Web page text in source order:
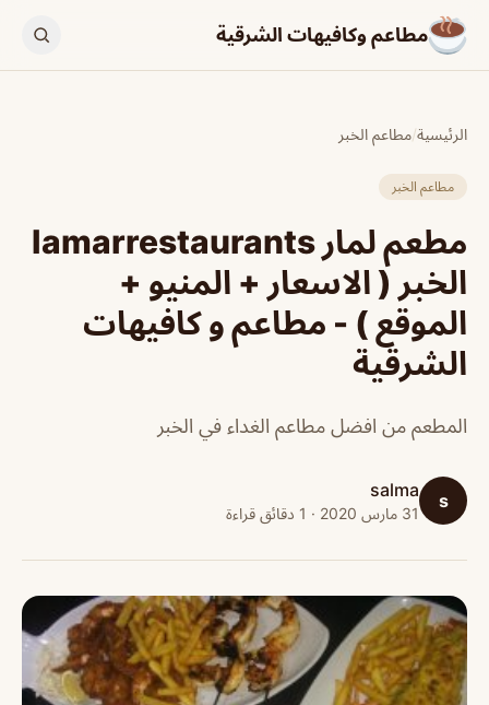
مطاعم وكافيهات الشرقية
الرئيسية/مطاعم الخبر
مطاعم الخبر
مطعم لمار lamarrestaurants
الخبر ( الاسعار + المنيو +
الموقع ) - مطاعم و كافيهات
الشرقية
المطعم من افضل مطاعم الغداء في الخبر
s
salma
31 مارس 2020 · 1 دقائق قراءة